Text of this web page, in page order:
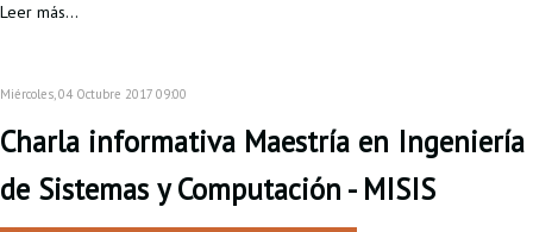
Leer más...
Miércoles, 04 Octubre 2017 09:00
Charla informativa Maestría en Ingeniería
de Sistemas y Computación - MISIS